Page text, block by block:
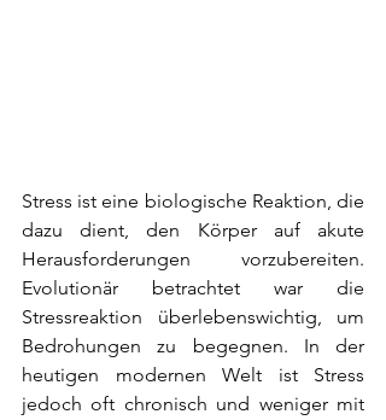
Stress ist eine biologische Reaktion, die
dazu dient, den Körper auf akute
Herausforderungen vorzubereiten.
Evolutionär betrachtet war die
Stressreaktion überlebenswichtig, um
Bedrohungen zu begegnen. In der
heutigen modernen Welt ist Stress
jedoch oft chronisch und weniger mit